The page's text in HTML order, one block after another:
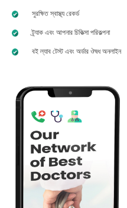
সুরক্ষিত স্বাস্থ্য রেকর্ড
ট্র্যাক এবং আপনার চিকিত্সা পরিকল্পনা
বই ল্যাব টেস্ট এবং অর্ডার ঔষধ অনলাইন